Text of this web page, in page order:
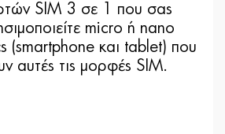
SIM 3 σε 1 που σας
micro ή nano
(smartphone και tablet) που
αυτές τις μορφές SIM.